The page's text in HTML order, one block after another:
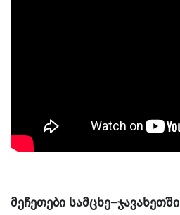
მეჩეთები სამცხე–ჯავახეთში